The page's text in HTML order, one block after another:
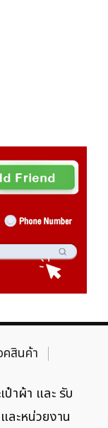
สินค้า
ป๋าผ้า และ รับ
ละหน่วยงาน